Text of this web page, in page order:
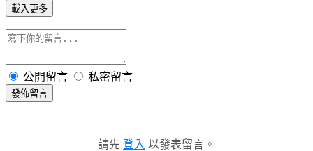
載入更多
公開留言 私密留言
發佈留言
請先 登入 以發表留言。